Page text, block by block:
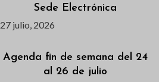
Sede Electrónica
27 julio, 2026
Agenda fin de semana del 24
al 26 de julio